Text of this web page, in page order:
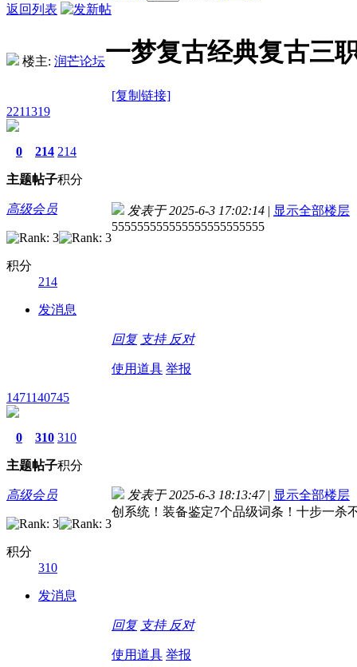
返回列表
楼主: 润芒论坛一梦复古经典复古三
[复制链接]
2211319
0
主题
214
帖子
214
积分
高级会员
积分
214
发消息
发表于 2025-6-3 17:02:14 | 显示全部楼层
555555555555555555555555
回复 支持 反对
使用道具 举报
1471140745
0
主题
310
帖子
310
积分
高级会员
积分
310
发消息
发表于 2025-6-3 18:13:47 | 显示全部楼层
创系统！装备鉴定7个品级词条！十步一杀
回复 支持 反对
使用道具 举报